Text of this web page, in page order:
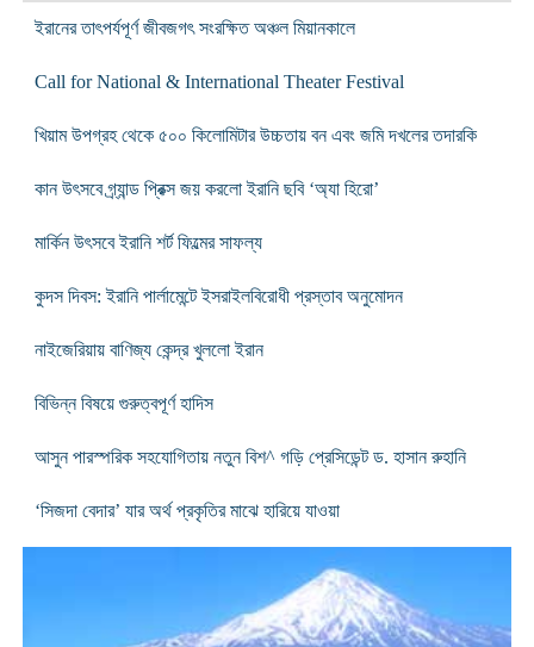
ইরানের তাৎপর্যপূর্ণ জীবজগৎ সংরক্ষিত অঞ্চল মিয়ানকালে
Call for National & International Theater Festival
খিয়াম উপগ্রহ থেকে ৫০০ কিলোমিটার উচ্চতায় বন এবং জমি দখলের তদারকি
কান উৎসবে গ্র্যান্ড প্রিক্স জয় করলো ইরানি ছবি ‘অ্যা হিরো’
মার্কিন উৎসবে ইরানি শর্ট ফিল্মের সাফল্য
কুদস দিবস: ইরানি পার্লামেন্টে ইসরাইলবিরোধী প্রস্তাব অনুমোদন
নাইজেরিয়ায় বাণিজ্য কেন্দ্র খুললো ইরান
বিভিন্ন বিষয়ে গুরুত্বপূর্ণ হাদিস
আসুন পারস্পরিক সহযোগিতায় নতুন বিশ^ গড়ি প্রেসিডেন্ট ড. হাসান রুহানি
‘সিজদা বেদার’ যার অর্থ প্রকৃতির মাঝে হারিয়ে যাওয়া